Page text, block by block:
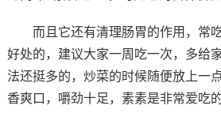
而且它还有清理肠胃的作用，常
好处的，建议大家一周吃一次，多给
法还挺多的，炒菜的时候随便放上一
香爽口，嚼劲十足，素素是非常爱吃的